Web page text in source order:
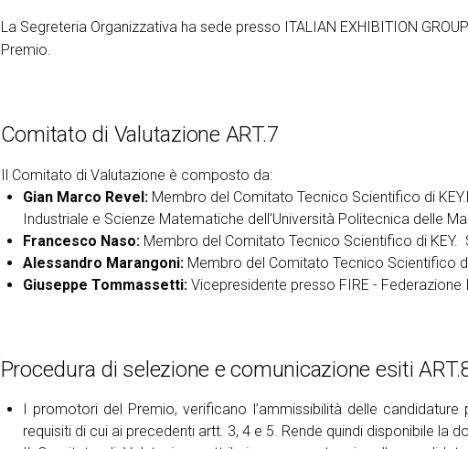
La Segreteria Organizzativa ha sede presso ITALIAN EXHIBITION
Premio. ​
Comitato di Valutazione ART.7
Il Comitato di Valutazione è composto da:
Gian Marco Revel:Membro del Comitato Tecnico Scientifico di
Industriale e Scienze Matematiche dell'Università Politecnica delle
Francesco Naso:Membro del Comitato Tecnico Scientifico di KEY.
Alessandro Marangoni: Membro del Comitato Tecnico Scientifico di
Giuseppe Tommassetti:Vicepresidente presso FIRE - Federazione
Procedura di selezione e comunicazione esiti
I promotori del Premio, verificano l’ammissibilità delle
requisiti di cui ai precedenti artt. 3, 4 e 5. Rende quindi disponibile la